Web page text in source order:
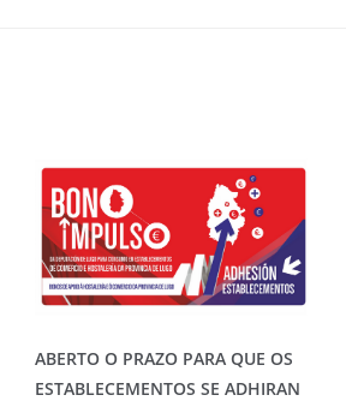
ABERTO O PRAZO PARA QUE OS
ESTABLECEMENTOS SE ADHIRAN